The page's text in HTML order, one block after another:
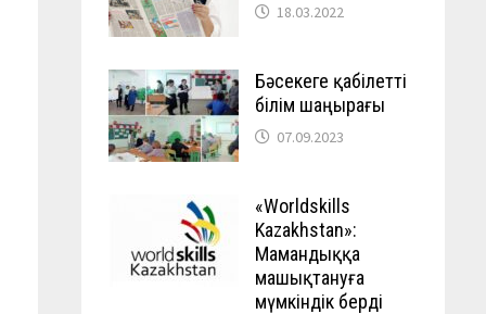
18.03.2022
Бәсекеге қабілетті
білім шаңырағы
07.09.2023
«Worldskills
Kazakhstan»:
Мамандыққа
машықтануға
мүмкіндік берді